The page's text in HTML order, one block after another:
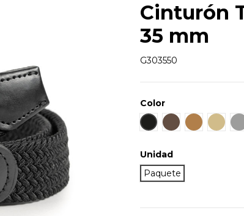
Cinturón
35 mm
G303550
Color
Negro MarrónCuero Beis
Unidad
Paquete